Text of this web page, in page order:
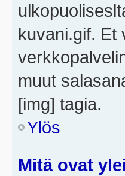
kuvani.gif. Et
muut
[img] tagia.
Ylös
Mitä ovat